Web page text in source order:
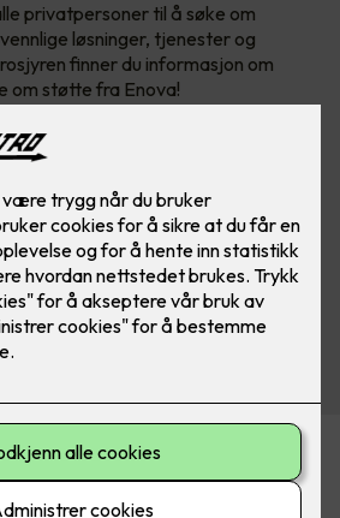
privatpersoner til å søke om
løsninger, tjenester og
finner du informasjon om
om støtte fra Enova!